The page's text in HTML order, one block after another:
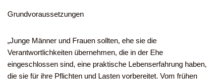
Grundvoraussetzungen
„Junge Männer und Frauen sollten, ehe sie die
Verantwortlichkeiten übernehmen, die in der Ehe
eingeschlossen sind, eine praktische Lebenserfahrung haben,
die sie für ihre Pflichten und Lasten vorbereitet. Vom frühen